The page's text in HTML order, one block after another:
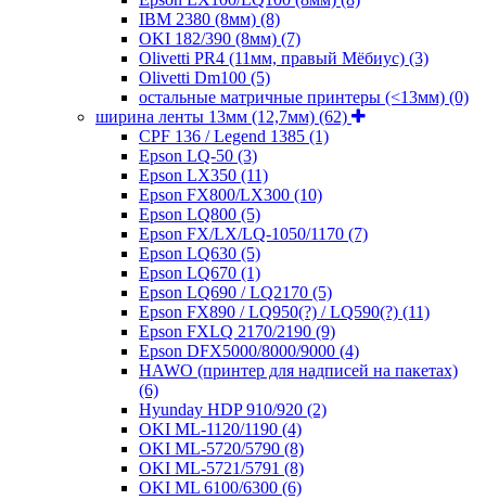
IBM 2380 (8мм) (8)
OKI 182/390 (8мм) (7)
Olivetti PR4 (11мм, правый Мёбиус) (3)
Olivetti Dm100 (5)
остальные матричные принтеры (<13мм) (0)
ширина ленты 13мм (12,7мм) (62)
CPF 136 / Legend 1385 (1)
Epson LQ-50 (3)
Epson LX350 (11)
Epson FX800/LX300 (10)
Epson LQ800 (5)
Epson FX/LX/LQ-1050/1170 (7)
Epson LQ630 (5)
Epson LQ670 (1)
Epson LQ690 / LQ2170 (5)
Epson FX890 / LQ950(?) / LQ590(?) (11)
Epson FXLQ 2170/2190 (9)
Epson DFX5000/8000/9000 (4)
HAWO (принтер для надписей на пакетах)
(6)
Hyunday HDP 910/920 (2)
OKI ML-1120/1190 (4)
OKI ML-5720/5790 (8)
OKI ML-5721/5791 (8)
OKI ML 6100/6300 (6)